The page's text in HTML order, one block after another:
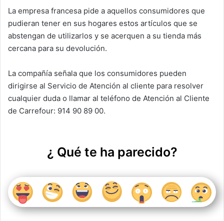
La empresa francesa pide a aquellos consumidores que
pudieran tener en sus hogares estos artículos que se
abstengan de utilizarlos y se acerquen a su tienda más
cercana para su devolución.
La compañía señala que los consumidores pueden
dirigirse al Servicio de Atención al cliente para resolver
cualquier duda o llamar al teléfono de Atención al Cliente
de Carrefour: 914 90 89 00.
¿ Qué te ha parecido?